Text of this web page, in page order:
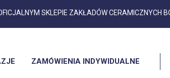
SKLEPIE ZAKŁADÓW CERAMICZNYCH
ZAMÓWIENIA INDYWIDUALNE